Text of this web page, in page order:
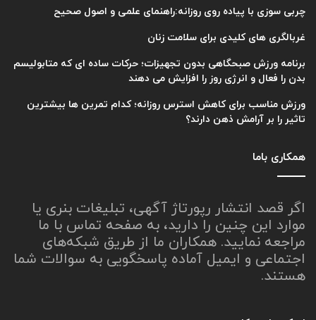
چربی سوزی با پیاده روی روزانه:راهنمای علمی و اصول صحیح
غربالگری های کلیدی برای سلامت زنان
برنامه ورزش صبحگاهی بدون تجهیزات؛ حرکات ساده ای که متابولیسم
بدن را فعال و انرژی روز را افزایش می دهند
ورزش مناسب برای کاهش استرس روزانه؛ کدام تمرین ها بیشترین
تاثیر را بر آرامش ذهن دارند؟
همکاری باما
اگر قصد انتشار رپورتاژ آگهی، تبلیغات بنری یا
موارد این چنین را دارید، به صفحه تماس با ما
مراجعه نمایید. همکاران ما از طریق شبکه‌های
اجتماعی و ایمیل آماده پاسخگویی به سوالات شما
هستند.